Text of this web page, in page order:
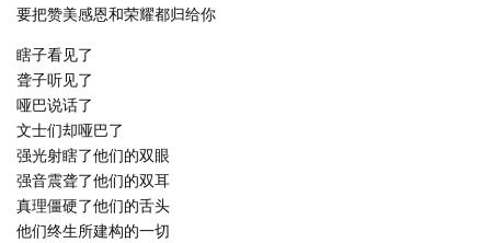
要把赞美感恩和荣耀都归给你
瞎子看见了
聋子听见了
哑巴说话了
文士们却哑巴了
强光射瞎了他们的双眼
强音震聋了他们的双耳
真理僵硬了他们的舌头
他们终生所建构的一切